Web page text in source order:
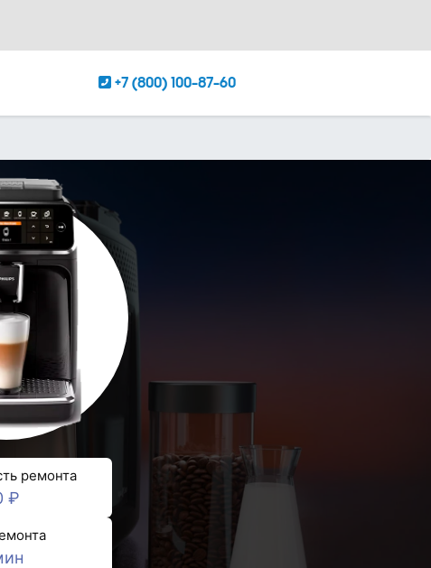
+7 (800) 100-87-60
ремонта
₽